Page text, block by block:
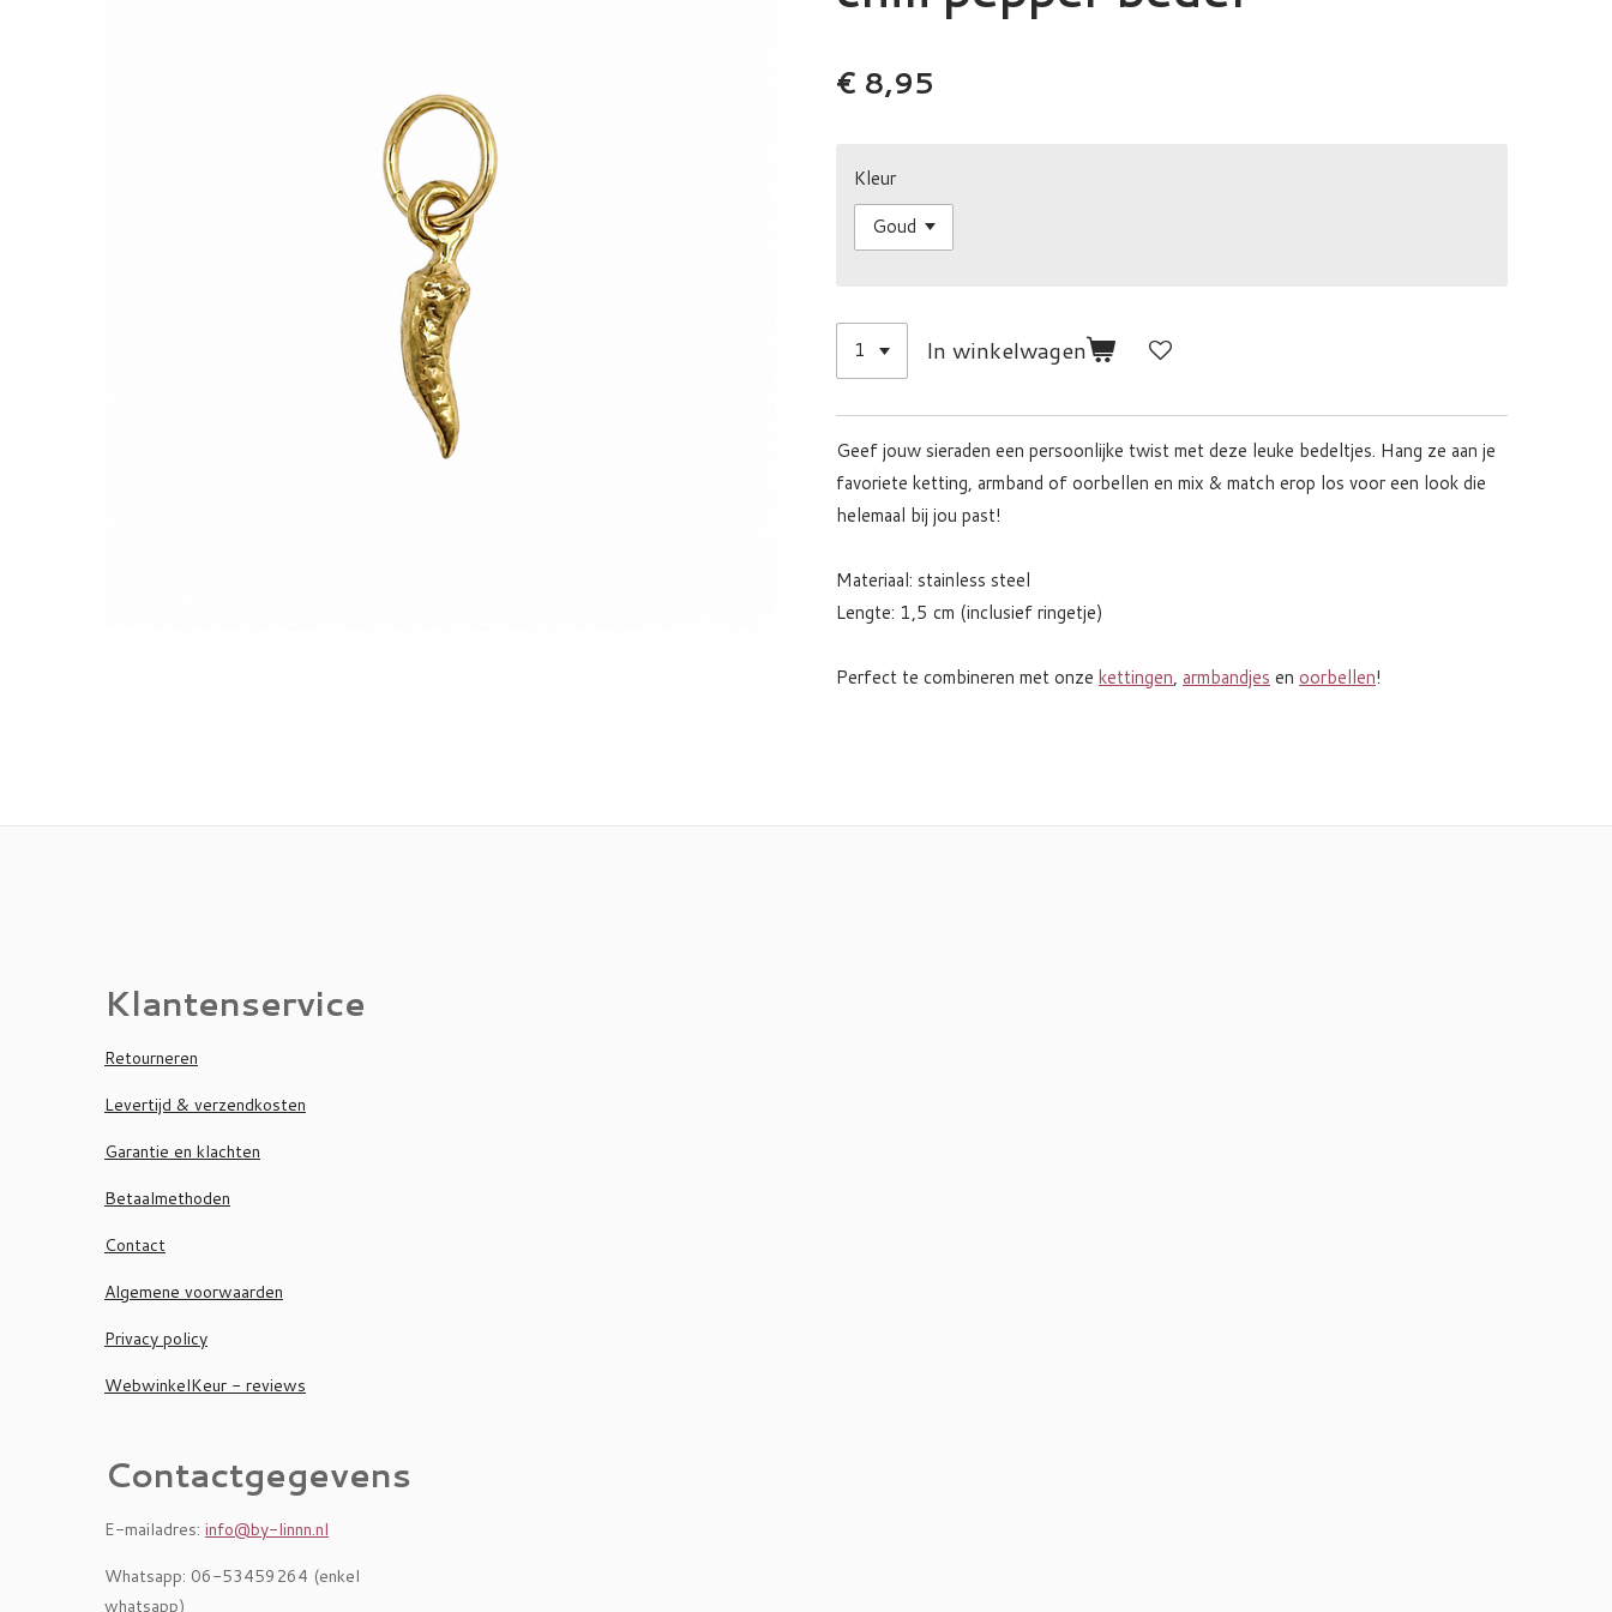
€ 8,95
Kleur
In winkelwagen
Geef jouw sieraden een persoonlijke twist met deze leuke bedeltjes. Hang ze aan je
favoriete ketting, armband of oorbellen en mix & match erop los voor een look die
helemaal bij jou past!
Materiaal: stainless steel
Lengte: 1,5 cm (inclusief ringetje)
Perfect te combineren met onze kettingen, armbandjes en oorbellen!
Klantenservice
Retourneren
Levertijd & verzendkosten
Garantie en klachten
Betaalmethoden
Contact
Algemene voorwaarden
Privacy policy
WebwinkelKeur - reviews
Contactgegevens
E-mailadres: info@by-linnn.nl
Whatsapp: 06-53459264 (enkel
whatsapp)